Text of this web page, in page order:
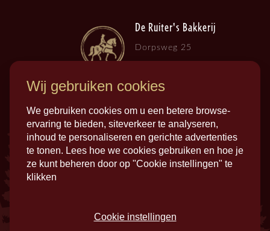
De Ruiter's Bakkerij
Dorpsweg 25
Wij gebruiken cookies
We gebruiken cookies om u een betere browse-
ervaring te bieden, siteverkeer te analyseren,
inhoud te personaliseren en gerichte advertenties
te tonen. Lees hoe we cookies gebruiken en hoe je
ze kunt beheren door op "Cookie instellingen" te
klikken
Cookie instellingen